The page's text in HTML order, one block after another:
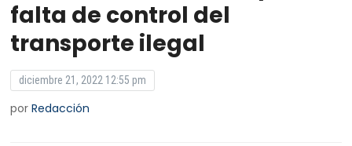
falta de control del
transporte ilegal
diciembre 21, 2022 12:55 pm
porRedacción